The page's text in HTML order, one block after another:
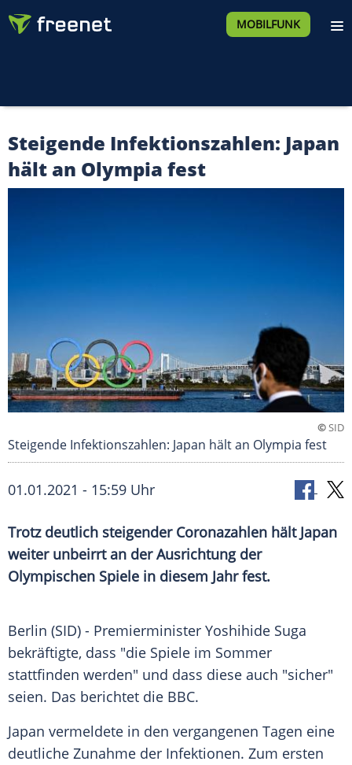
MOBILFUNK
Steigende Infektionszahlen: Japan
hält an Olympia fest
©SID
Steigende Infektionszahlen: Japan hält an Olympia fest
01.01.2021 - 15:59 Uhr
Trotz deutlich steigender Coronazahlen hält Japan
weiter unbeirrt an derAusrichtungder
Olympischen Spiele in diesem Jahr fest.
Berlin (SID) - Premierminister Yoshihide Suga
bekräftigte, dass "die Spiele im Sommer
stattfinden werden" und dass diese auch "sicher"
seien. Das berichtet die BBC.
Japan vermeldete in den vergangenen Tagen eine
deutliche Zunahme der Infektionen. Zum ersten